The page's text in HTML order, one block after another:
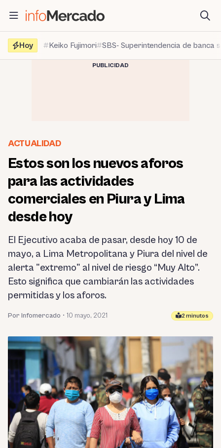
contenido
Hoy
Keiko Fujimori SBS- Superintendencia de banca
PUBLICIDAD
ACTUALIDAD
Estos son los nuevos aforos
para las actividades
comerciales en Piura y Lima
desde hoy
El Ejecutivo acaba de pasar, desde hoy 10 de
mayo, a Lima Metropolitana y Piura del nivel de
alerta "extremo" al nivel de riesgo “Muy Alto”.
Esto significa que cambiarán las actividades
permitidas y los aforos.
Por Infomercado • 10 mayo, 2021 2 minutos